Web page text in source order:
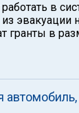
в
эвакуации
гранты в